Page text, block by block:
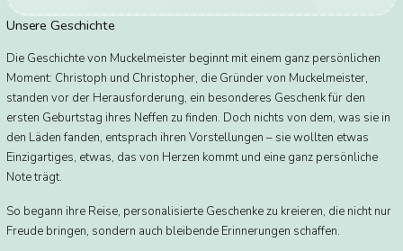
Unsere Geschichte
Die Geschichte von Muckelmeister beginnt mit einem ganz persönlichen
Moment: Christoph und Christopher, die Gründer von Muckelmeister,
standen vor der Herausforderung, ein besonderes Geschenk für den
ersten Geburtstag ihres Neffen zu finden. Doch nichts von dem, was sie in
den Läden fanden, entsprach ihren Vorstellungen – sie wollten etwas
Einzigartiges, etwas, das von Herzen kommt und eine ganz persönliche
Note trägt.
So begann ihre Reise, personalisierte Geschenke zu kreieren, die nicht nur
Freude bringen, sondern auch bleibende Erinnerungen schaffen.